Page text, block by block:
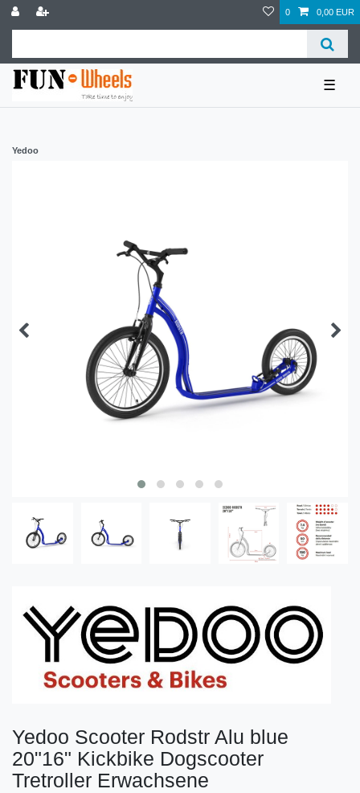
0 0,00 EUR
☰
Yedoo
Yedoo Scooter Rodstr Alu blue
20"16" Kickbike Dogscooter
Tretroller Erwachsene